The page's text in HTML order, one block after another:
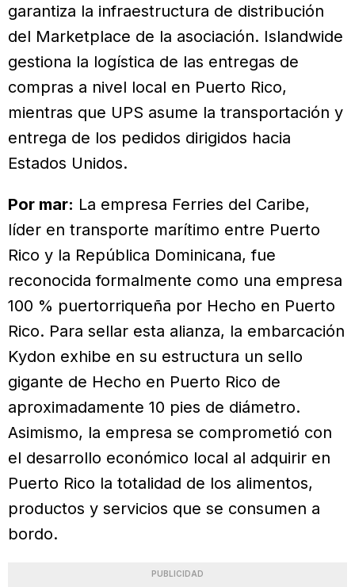
garantiza la infraestructura de distribución
del Marketplace de la asociación. Islandwide
gestiona la logística de las entregas de
compras a nivel local en Puerto Rico,
mientras que UPS asume la transportación y
entrega de los pedidos dirigidos hacia
Estados Unidos.
Por mar: La empresa Ferries del Caribe,
líder en transporte marítimo entre Puerto
Rico y la República Dominicana, fue
reconocida formalmente como una empresa
100 % puertorriqueña por Hecho en Puerto
Rico. Para sellar esta alianza, la embarcación
Kydon exhibe en su estructura un sello
gigante de Hecho en Puerto Rico de
aproximadamente 10 pies de diámetro.
Asimismo, la empresa se comprometió con
el desarrollo económico local al adquirir en
Puerto Rico la totalidad de los alimentos,
productos y servicios que se consumen a
bordo.
PUBLICIDAD